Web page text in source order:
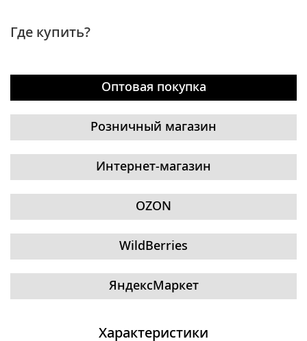
Где купить?
Оптовая покупка
Розничный магазин
Интернет-магазин
OZON
WildBerries
ЯндексМаркет
Характеристики